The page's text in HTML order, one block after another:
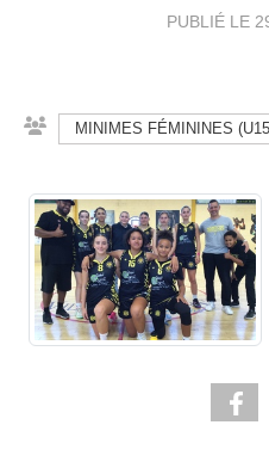
PUBLIÉ LE
MINIMES FÉMININES